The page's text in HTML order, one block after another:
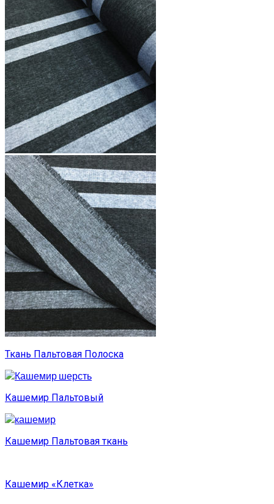
Ткань Пальтовая Полоска
Кашемир Пальтовый
Кашемир Пальтовая ткань
Кашемир «Клетка»